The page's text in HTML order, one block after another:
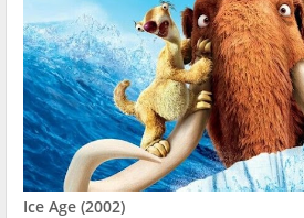
Ice Age (2002)